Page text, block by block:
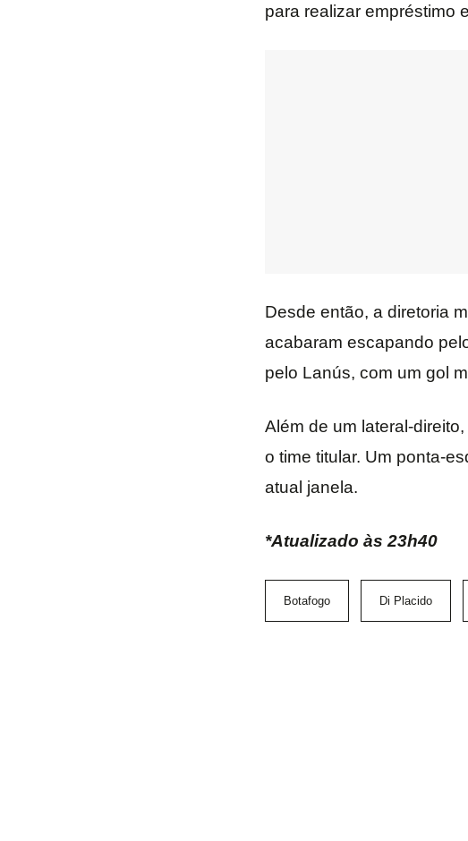
para realizar empréstimo
Desde então, a diretoria
acabaram escapando
pelo Lanús, com um gol
Além de um lateral-
o time titular. Um ponta-
atual janela.
*Atualizado às 23h40
Botafogo Di Placido